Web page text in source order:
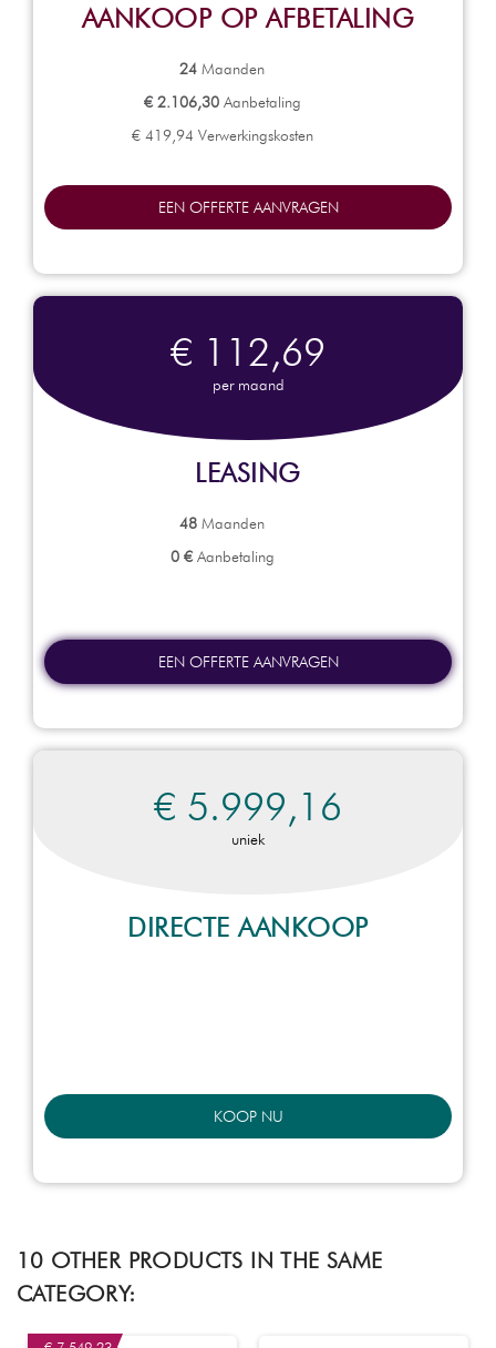
AANKOOP OP AFBETALING
24 Maanden
€ 2.106,30Aanbetaling
€ 419,94 Verwerkingskosten
EEN OFFERTE AANVRAGEN
€ 112,69
per maand
LEASING
48 Maanden
0 €Aanbetaling
EEN OFFERTE AANVRAGEN
€ 5.999,16
uniek
DIRECTE AANKOOP
KOOP NU
10 OTHER PRODUCTS IN THE SAME
CATEGORY: